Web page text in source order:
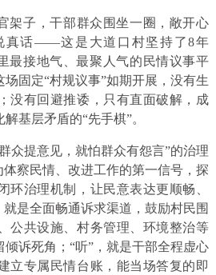
架子，干部群众围坐一圈，敞开心
真话——这是大道口村坚持了8年
最接地气、最聚人气的民情议事平
场固定“村规议事”如期开展，没有生
没有回避推诿，只有直面破解，成
基层矛盾的“先手棋”。
众提意见，就怕群众有怨言”的治理
体察民情、改进工作的第一信号，探
环治理机制，让民意表达更顺畅、
是全面畅通诉求渠道，鼓励村民围
公共设施、村务管理、环境整治等
诉死角；“听”，就是干部全程虚心
立专属民情台账，能当场答复的即